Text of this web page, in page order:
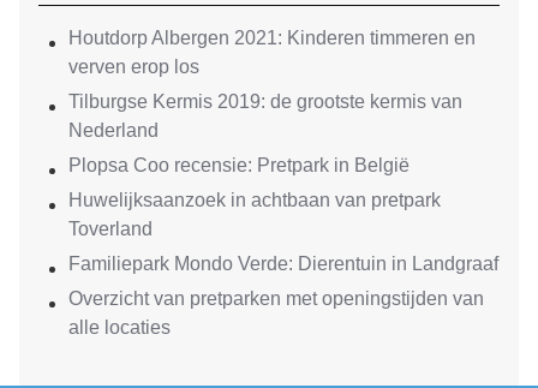
Houtdorp Albergen 2021: Kinderen timmeren en
verven erop los
Tilburgse Kermis 2019: de grootste kermis van
Nederland
Plopsa Coo recensie: Pretpark in België
Huwelijksaanzoek in achtbaan van pretpark
Toverland
Familiepark Mondo Verde: Dierentuin in Landgraaf
Overzicht van pretparken met openingstijden van
alle locaties